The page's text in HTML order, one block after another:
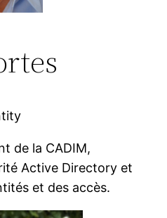
de la CADIM,
Active Directory et
et des accès.